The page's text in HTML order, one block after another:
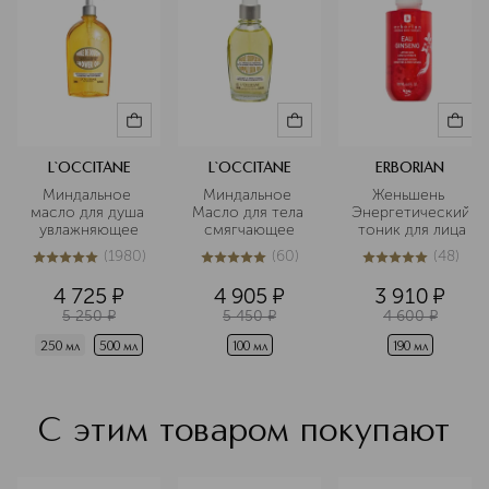
L`OCCITANE
Миндальное
масло для душа
увлажняющее
5из 51980 (1980)
4 725 ¤
5 250 ¤
250 мл 500 мл
L`OCCITANE
Миндальное
Масло для тела
смягчающее
5из 560 (60)
4 905 ¤
5 450 ¤
100 мл
ERBORIAN
Женьшень
Энергетический
тоник для лица
5из 548 (48)
3 910 ¤
4 600 ¤
190 мл
С этим товаром покупают